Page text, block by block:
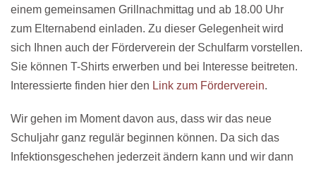
einem gemeinsamen Grillnachmittag und ab 18.00 Uhr
zum Elternabend einladen. Zu dieser Gelegenheit wird
sich Ihnen auch der Förderverein der Schulfarm vorstellen.
Sie können T-Shirts erwerben und bei Interesse beitreten.
Interessierte finden hier den Link zum Förderverein.
Wir gehen im Moment davon aus, dass wir das neue
Schuljahr ganz regulär beginnen können. Da sich das
Infektionsgeschehen jederzeit ändern kann und wir dann